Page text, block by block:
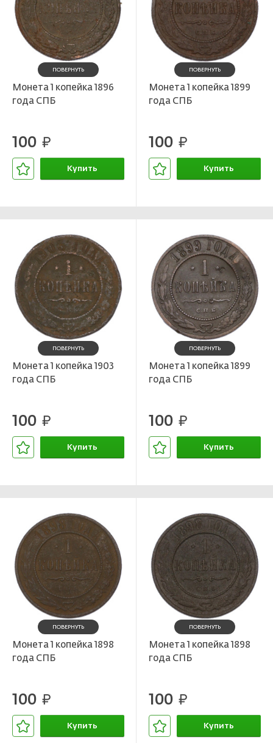
ПОВЕРНУТЬ
Монета 1 копейка 1896
года СПБ
100 руб.
Купить
ПОВЕРНУТЬ
Монета 1 копейка 1899
года СПБ
100 руб.
Купить
ПОВЕРНУТЬ
Монета 1 копейка 1903
года СПБ
100 руб.
Купить
ПОВЕРНУТЬ
Монета 1 копейка 1899
года СПБ
100 руб.
Купить
ПОВЕРНУТЬ
Монета 1 копейка 1898
года СПБ
100 руб.
Купить
ПОВЕРНУТЬ
Монета 1 копейка 1898
года СПБ
100 руб.
Купить